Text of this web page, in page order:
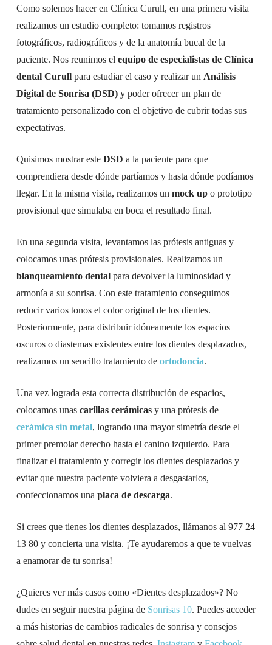
Como solemos hacer en Clínica Curull, en una primera visita
realizamos un estudio completo: tomamos registros
fotográficos, radiográficos y de la anatomía bucal de la
paciente. Nos reunimos el equipo de especialistas de Clínica
dental Curullpara estudiar el caso y realizar un Análisis
Digital de Sonrisa (DSD)y poder ofrecer un plan de
tratamiento personalizado con el objetivo de cubrir todas sus
expectativas.
Quisimos mostrar este DSD a la paciente para que
comprendiera desde dónde partíamos y hasta dónde podíamos
llegar. En la misma visita, realizamos un mock upo prototipo
provisional que simulaba en boca el resultado final.
En una segunda visita, levantamos las prótesis antiguas y
colocamos unas prótesis provisionales. Realizamos un
blanqueamiento dentalpara devolver la luminosidad y
armonía a su sonrisa. Con este tratamiento conseguimos
reducir varios tonos el color original de los dientes.
Posteriormente, para distribuir idóneamente los espacios
oscuros o diastemas existentes entre los dientes desplazados,
realizamos un sencillo tratamiento de ortodoncia.
Una vez lograda esta correcta distribución de espacios,
colocamos unas carillas cerámicasy una prótesis de
cerámica sin metal, logrando una mayor simetría desde el
primer premolar derecho hasta el canino izquierdo. Para
finalizar el tratamiento y corregir los dientes desplazados y
evitar que nuestra paciente volviera a desgastarlos,
confeccionamos una placa de descarga.
Si crees que tienes los dientes desplazados, llámanos al 977 24
13 80 y concierta una visita. ¡Te ayudaremos a que te vuelvas
a enamorar de tu sonrisa!
¿Quieres ver más casos como «Dientes desplazados»? No
dudes en seguir nuestra página de Sonrisas 10. Puedes acceder
a más historias de cambios radicales de sonrisa y consejos